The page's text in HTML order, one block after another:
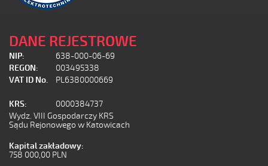
DANE REJESTROWE
NIP:
638-000-06-69
REGON:
003495338
VAT ID No.
PL6380000669
KRS:
0000384737
Wydz. VIII Gospodarczy KRS
Sądu Rejonowego w Katowicach
Kapital zakładowy:
758 000,00 PLN